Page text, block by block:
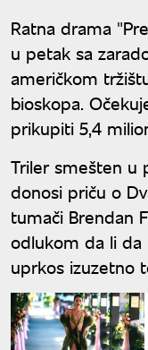
Ratna drama
u petak sa
američkom
bioskopa.
prikupiti 5,4
Triler smešten u
donosi priču o
tumači Brendan
odlukom da li da
uprkos izuzetno